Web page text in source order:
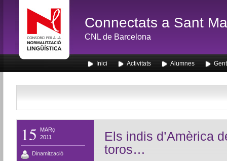
Connectats a Sant
CNL de Barcelona
Inici Activitats Alumnes
15
MARç
2011
Dinamització
Els indis d’Amèrica
toros…